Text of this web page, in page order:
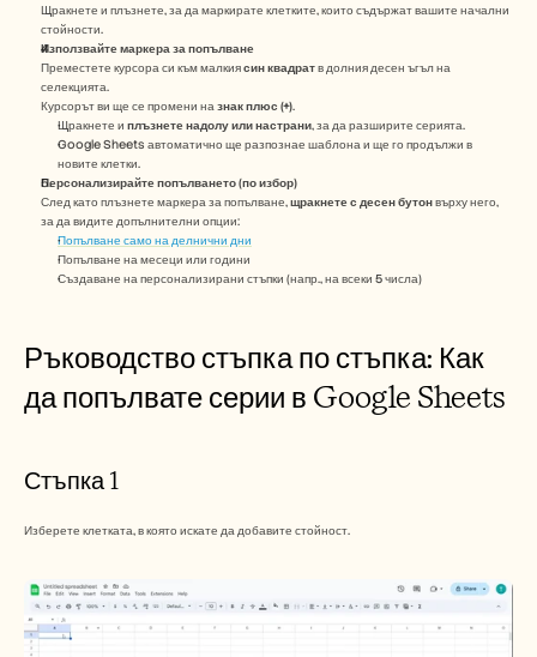
Щракнете и плъзнете, за да маркирате клетките, които съдържат вашите начални
стойности.
Използвайте маркера за попълване
Преместете курсора си към малкия син квадрат в долния десен ъгъл на
селекцията.
Курсорът ви ще се промени на знак плюс (+).
Щракнете и плъзнете надолу или настрани, за да разширите серията.
Google Sheets автоматично ще разпознае шаблона и ще го продължи в
новите клетки.
Персонализирайте попълването (по избор)
След като плъзнете маркера за попълване, щракнете с десен бутон върху него,
за да видите допълнителни опции:
Попълване само на делнични дни
Попълване на месеци или години
Създаване на персонализирани стъпки (напр., на всеки 5 числа)
Ръководство стъпка по стъпка: Как
да попълвате серии в Google Sheets
Стъпка 1
Изберете клетката, в която искате да добавите стойност.
Център за помощ
Цени
Кариери
Запазете демо
Започнете безплатен пробен период